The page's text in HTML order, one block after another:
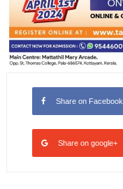
Share on Facebook
Share on google+